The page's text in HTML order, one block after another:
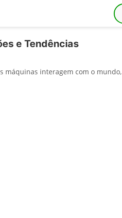
e Tendências
máquinas interagem com o mundo,